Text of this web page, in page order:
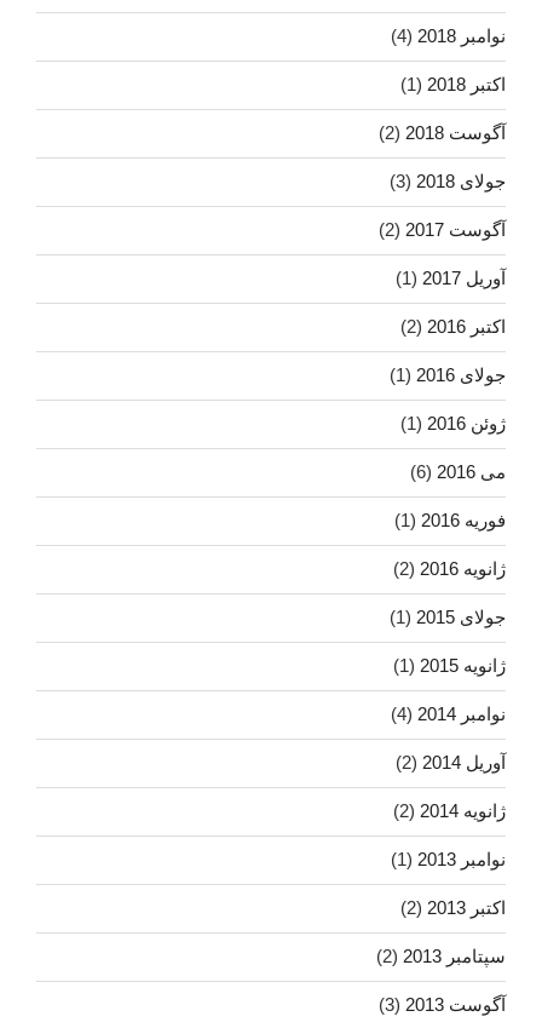
نوامبر 2018 (4)
اکتبر 2018 (1)
آگوست 2018 (2)
جولای 2018 (3)
آگوست 2017 (2)
آوریل 2017 (1)
اکتبر 2016 (2)
جولای 2016 (1)
ژوئن 2016 (1)
می 2016 (6)
فوریه 2016 (1)
ژانویه 2016 (2)
جولای 2015 (1)
ژانویه 2015 (1)
نوامبر 2014 (4)
آوریل 2014 (2)
ژانویه 2014 (2)
نوامبر 2013 (1)
اکتبر 2013 (2)
سپتامبر 2013 (2)
آگوست 2013 (3)